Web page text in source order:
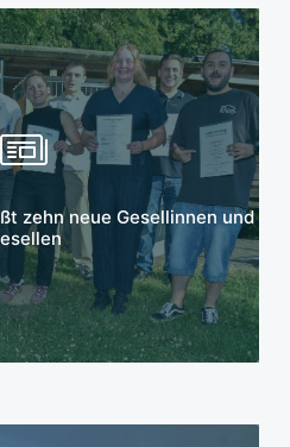
zehn neue Gesellinnen und